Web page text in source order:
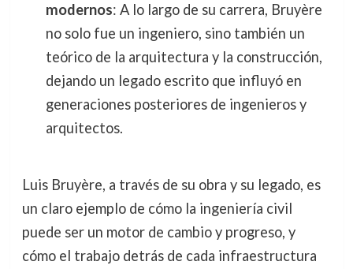
modernos: A lo largo de su carrera, Bruyère
no solo fue un ingeniero, sino también un
teórico de la arquitectura y la construcción,
dejando un legado escrito que influyó en
generaciones posteriores de ingenieros y
arquitectos.
Luis Bruyère, a través de su obra y su legado, es
un claro ejemplo de cómo la ingeniería civil
puede ser un motor de cambio y progreso, y
cómo el trabajo detrás de cada infraestructura